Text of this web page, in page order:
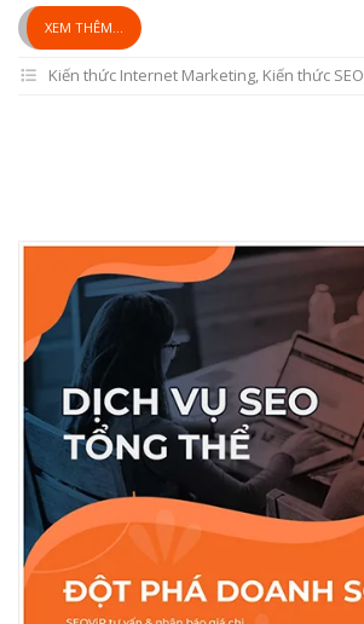
XEM THÊM...
Kiến thức Internet Marketing, Kiến thức SEO